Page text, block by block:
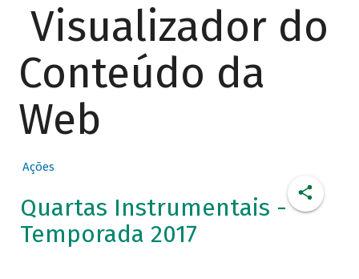
Visualizador do
Conteúdo da
Web
Ações
Quartas Instrumentais -
Temporada 2017